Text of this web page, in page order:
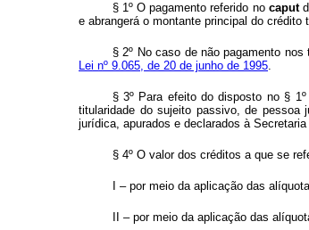
§ 1º O pagamento referido no caput
e abrangerá o montante principal do crédito
§ 2º No caso de não pagamento
Lei nº 9.065, de 20 de junho de 1995.
§ 3º Para efeito do disposto no §
titularidade do sujeito passivo, de pessoa
jurídica, apurados e declarados à
§ 4º O valor dos créditos a que se
I – por meio da aplicação das
II – por meio da aplicação das